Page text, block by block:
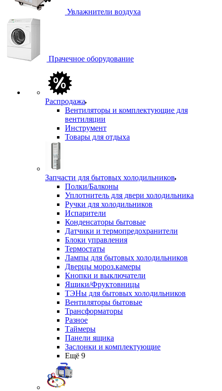
Увлажнители воздуха
Прачечное оборудование
Распродажа
Вентиляторы и комплектующие для
вентиляции
Инструмент
Товары для отдыха
Запчасти для бытовых холодильников
Полки/Балконы
Уплотнитель для двери холодильника
Ручки для холодильников
Испарители
Конденсаторы бытовые
Датчики и термопредохранители
Блоки управления
Термостаты
Лампы для бытовых холодильников
Дверцы мороз.камеры
Кнопки и выключатели
Ящики/Фруктовницы
ТЭНы для бытовых холодильников
Вентиляторы бытовые
Трансформаторы
Разное
Таймеры
Панели ящика
Заслонки и комплектующие
Ещё 9